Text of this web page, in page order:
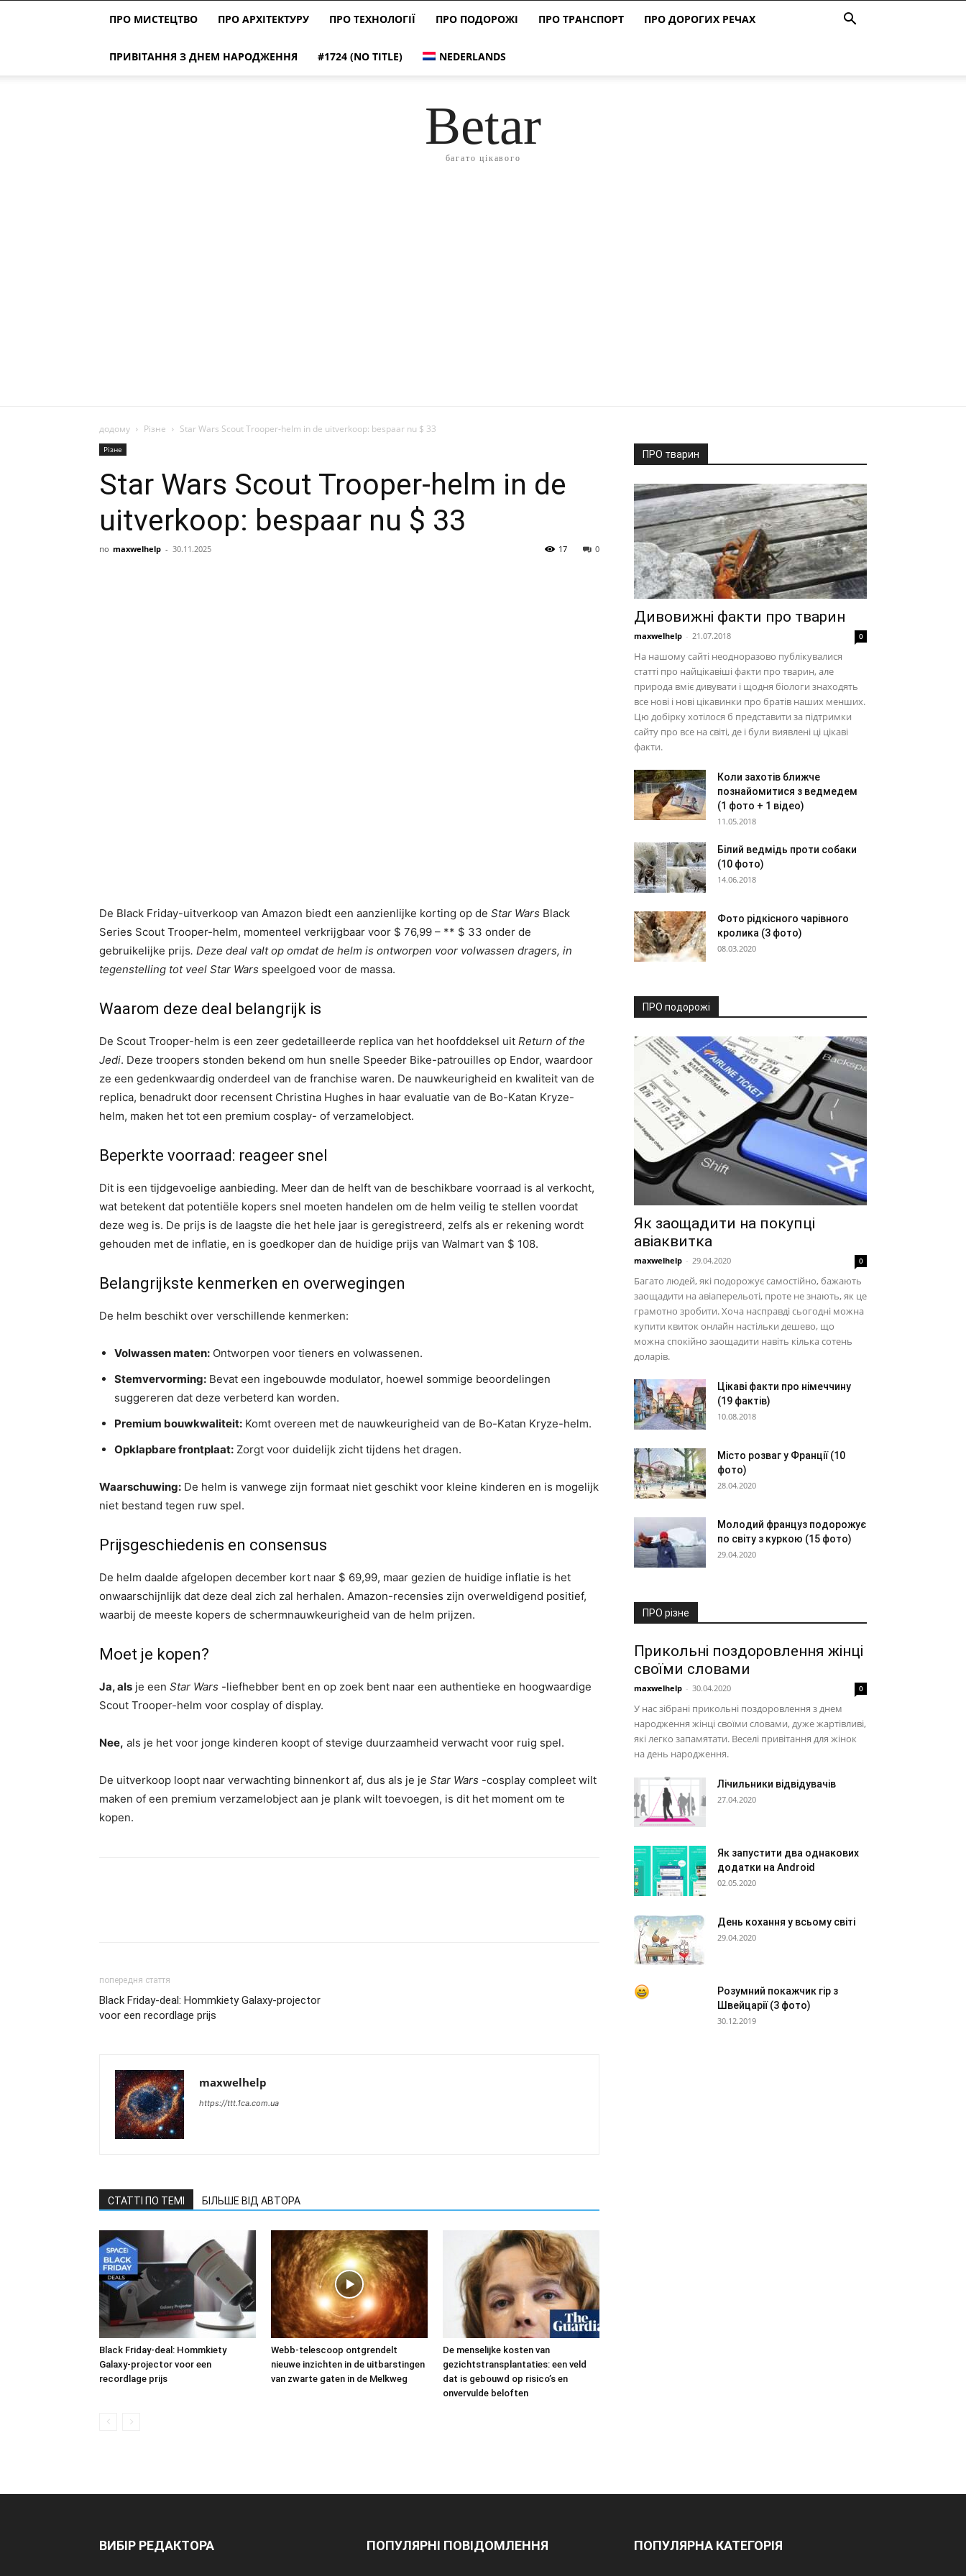
ПРО МИСТЕЦТВО ПРО АРХІТЕКТУРУ ПРО ТЕХНОЛОГІЇ ПРО ПОДОРОЖІ ПРО ТРАНСПОРТ ПРО ДОРОГИХ РЕЧАХ
ПРИВІТАННЯ З ДНЕМ НАРОДЖЕННЯ #1724 (NO TITLE) NEDERLANDS
Betar
багато цікавого
додому Різне Star Wars Scout Trooper-helm in de uitverkoop: bespaar nu $ 33
Різне
Star Wars Scout Trooper-helm in de
uitverkoop: bespaar nu $ 33
по maxwelhelp - 30.11.2025 0
17
De Black Friday-uitverkoop van Amazon biedt een aanzienlijke korting op de Star Wars Black
Series Scout Trooper-helm, momenteel verkrijgbaar voor $ 76,99 – ** $ 33 onder de
gebruikelijke prijs. Deze deal valt op omdat de helm is ontworpen voor volwassen dragers, in
tegenstelling tot veel Star Wars speelgoed voor de massa.
Waarom deze deal belangrijk is
De Scout Trooper-helm is een zeer gedetailleerde replica van het hoofddeksel uit Return of the
Jedi. Deze troopers stonden bekend om hun snelle Speeder Bike-patrouilles op Endor, waardoor
ze een gedenkwaardig onderdeel van de franchise waren. De nauwkeurigheid en kwaliteit van de
replica, benadrukt door recensent Christina Hughes in haar evaluatie van de Bo-Katan Kryze-
helm, maken het tot een premium cosplay- of verzamelobject.
Beperkte voorraad: reageer snel
Dit is een tijdgevoelige aanbieding. Meer dan de helft van de beschikbare voorraad is al verkocht,
wat betekent dat potentiële kopers snel moeten handelen om de helm veilig te stellen voordat
deze weg is. De prijs is de laagste die het hele jaar is geregistreerd, zelfs als er rekening wordt
gehouden met de inflatie, en is goedkoper dan de huidige prijs van Walmart van $ 108.
Belangrijkste kenmerken en overwegingen
De helm beschikt over verschillende kenmerken:
Volwassen maten: Ontworpen voor tieners en volwassenen.
Stemvervorming: Bevat een ingebouwde modulator, hoewel sommige beoordelingen
suggereren dat deze verbeterd kan worden.
Premium bouwkwaliteit: Komt overeen met de nauwkeurigheid van de Bo-Katan Kryze-helm.
Opklapbare frontplaat: Zorgt voor duidelijk zicht tijdens het dragen.
Waarschuwing: De helm is vanwege zijn formaat niet geschikt voor kleine kinderen en is mogelijk
niet bestand tegen ruw spel.
Prijsgeschiedenis en consensus
De helm daalde afgelopen december kort naar $ 69,99, maar gezien de huidige inflatie is het
onwaarschijnlijk dat deze deal zich zal herhalen. Amazon-recensies zijn overweldigend positief,
waarbij de meeste kopers de schermnauwkeurigheid van de helm prijzen.
Moet je kopen?
Ja, als je een Star Wars -liefhebber bent en op zoek bent naar een authentieke en hoogwaardige
Scout Trooper-helm voor cosplay of display.
Nee, als je het voor jonge kinderen koopt of stevige duurzaamheid verwacht voor ruig spel.
De uitverkoop loopt naar verwachting binnenkort af, dus als je je Star Wars -cosplay compleet wilt
maken of een premium verzamelobject aan je plank wilt toevoegen, is dit het moment om te
kopen.
попередня стаття
Black Friday-deal: Hommkiety Galaxy-projector
voor een recordlage prijs
maxwelhelp
https://ttt.1ca.com.ua
СТАТТІ ПО ТЕМІ БІЛЬШЕ ВІД АВТОРА
Black Friday-deal: Hommkiety
Galaxy-projector voor een
recordlage prijs
Webb-telescoop ontgrendelt
nieuwe inzichten in de uitbarstingen
van zwarte gaten in de Melkweg
De menselijke kosten van
gezichtstransplantaties: een veld
dat is gebouwd op risico’s en
onvervulde beloften
ПРО тварин
Дивовижні факти про тварин
maxwelhelp - 21.07.2018 0
На нашому сайті неодноразово публікувалися
статті про найцікавіші факти про тварин, але
природа вміє дивувати і щодня біологи знаходять
все нові і нові цікавинки про братів наших менших.
Цю добірку хотілося б представити за підтримки
сайту про все на світі, де і були виявлені ці цікаві
факти.
Коли захотів ближче
познайомитися з ведмедем
(1 фото + 1 відео)
11.05.2018
Білий ведмідь проти собаки
(10 фото)
14.06.2018
Фото рідкісного чарівного
кролика (3 фото)
08.03.2020
ПРО подорожі
Як заощадити на покупці
авіаквитка
maxwelhelp - 29.04.2020 0
Багато людей, які подорожує самостійно, бажають
заощадити на авіаперельоті, проте не знають, як це
грамотно зробити. Хоча насправді сьогодні можна
купити квиток онлайн настільки дешево, що
можна спокійно заощадити навіть кілька сотень
доларів.
Цікаві факти про німеччину
(19 фактів)
10.08.2018
Місто розваг у Франції (10
фото)
28.04.2020
Молодий француз подорожує
по світу з куркою (15 фото)
29.04.2020
ПРО різне
Прикольні поздоровлення жінці
своїми словами
maxwelhelp - 30.04.2020 0
У нас зібрані прикольні поздоровлення з днем
народження жінці своїми словами, дуже жартівливі,
які легко запамятати. Веселі привітання для жінок
на день народження.
Лічильники відвідувачів
27.04.2020
Як запустити два однакових
додатки на Android
02.05.2020
День кохання у всьому світі
29.04.2020
Розумний покажчик гір з
Швейцарії (3 фото)
30.12.2019
ВИБІР РЕДАКТОРА ПОПУЛЯРНІ ПОВІДОМЛЕННЯ ПОПУЛЯРНА КАТЕГОРІЯ